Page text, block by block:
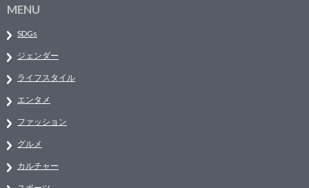
MENU
SDGs
ジェンダー
ライフスタイル
エンタメ
ファッション
グルメ
カルチャー